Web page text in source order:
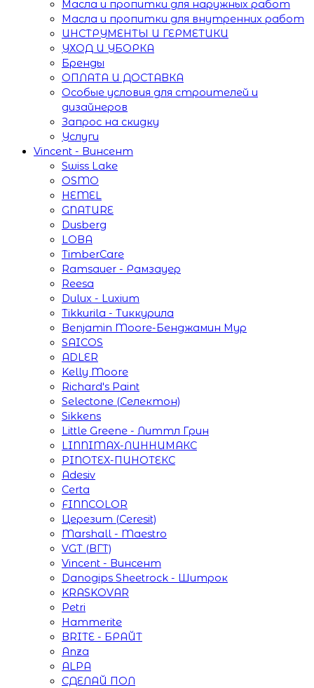
Масла и пропитки для наружных работ
Масла и пропитки для внутренних работ
ИНСТРУМЕНТЫ И ГЕРМЕТИКИ
УХОД И УБОРКА
Бренды
ОПЛАТА И ДОСТАВКА
Особые условия для строителей и
дизайнеров
Запрос на скидку
Услуги
Vincent - Винсент
Swiss Lake
OSMO
HEMEL
GNATURE
Dusberg
LOBA
TimberCare
Ramsauer - Рамзауер
Reesa
Dulux - Luxium
Tikkurila - Тиккурила
Benjamin Moore-Бенджамин Мур
SAICOS
ADLER
Kelly Moore
Richard's Paint
Selectone (Селектон)
Sikkens
Little Greene - Литтл Грин
LINNIMAX-ЛИННИМАКС
PINOTEX-ПИНОТЕКС
Adesiv
Certa
FINNCOLOR
Церезит (Ceresit)
Marshall - Maestro
VGT (ВГТ)
Vincent - Винсент
Danogips Sheetrock - Шитрок
KRASKOVAR
Petri
Hammerite
BRITE - БРАЙТ
Anza
ALPA
СДЕЛАЙ ПОЛ